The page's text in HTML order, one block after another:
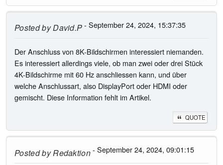
Posted byDavid.P- September 24, 2024, 15:37:35
Der Anschluss von 8K-Bildschirmen interessiert niemanden.
Es interessiert allerdings viele, ob man zwei oder drei Stück
4K-Bildschirme mit 60 Hz anschliessen kann, und über
welche Anschlussart, also DisplayPort oder HDMI oder
gemischt. Diese Information fehlt im Artikel.
QUOTE
Posted byRedaktion- September 24, 2024, 09:01:15